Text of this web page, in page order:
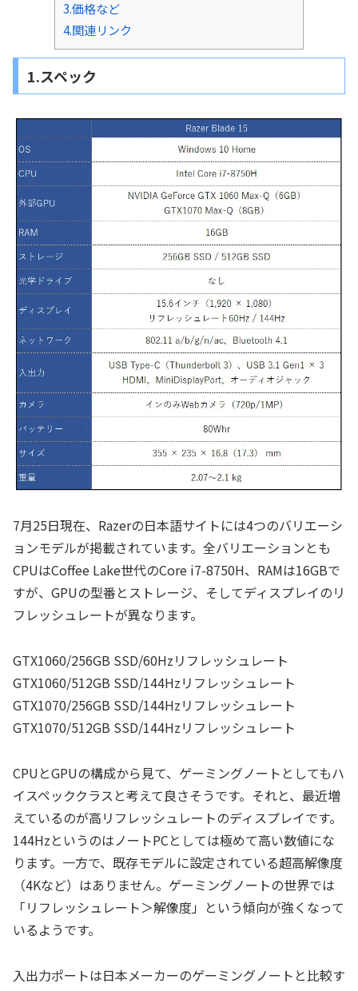
3.価格など
4.関連リンク
1.スペック
7月25日現在、Razerの日本語サイトには4つのバリエーシ
ョンモデルが掲載されています。全バリエーションとも
CPUはCoffee Lake世代のCore i7-8750H、RAMは16GBで
すが、GPUの型番とストレージ、そしてディスプレイのリ
フレッシュレートが異なります。
GTX1060/256GB SSD/60Hzリフレッシュレート
GTX1060/512GB SSD/144Hzリフレッシュレート
GTX1070/256GB SSD/144Hzリフレッシュレート
GTX1070/512GB SSD/144Hzリフレッシュレート
CPUとGPUの構成から見て、ゲーミングノートとしてもハ
イスペッククラスと考えて良さそうです。それと、最近増
えているのが高リフレッシュレートのディスプレイです。
144HzというのはノートPCとしては極めて高い数値にな
ります。一方で、既存モデルに設定されている超高解像度
（4Kなど）はありません。ゲーミングノートの世界では
「リフレッシュレート＞解像度」という傾向が強くなって
いるようです。
入出力ポートは日本メーカーのゲーミングノートと比較す